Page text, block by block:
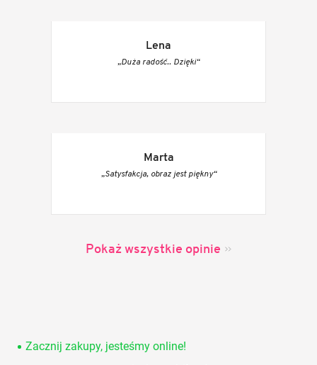
Lena
„Duża radość.. Dzięki“
Marta
„Satysfakcja, obraz jest piękny“
Pokaż wszystkie opinie
Zacznij zakupy, jesteśmy online!